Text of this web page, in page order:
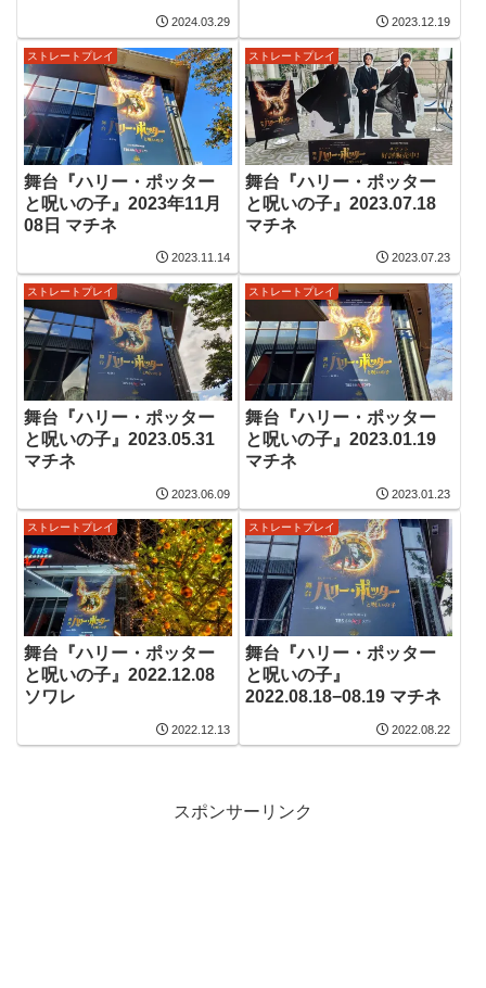
2024.03.29 2023.12.19
ストレートプレイ
舞台『ハリー・ポッター
と呪いの子』2023年11月
08日 マチネ
2023.11.14
ストレートプレイ
舞台『ハリー・ポッター
と呪いの子』2023.07.18
マチネ
2023.07.23
ストレートプレイ
舞台『ハリー・ポッター
と呪いの子』2023.05.31
マチネ
2023.06.09
ストレートプレイ
舞台『ハリー・ポッター
と呪いの子』2023.01.19
マチネ
2023.01.23
ストレートプレイ
舞台『ハリー・ポッター
と呪いの子』2022.12.08
ソワレ
2022.12.13
ストレートプレイ
舞台『ハリー・ポッター
と呪いの子』
2022.08.18−08.19 マチネ
2022.08.22
スポンサーリンク